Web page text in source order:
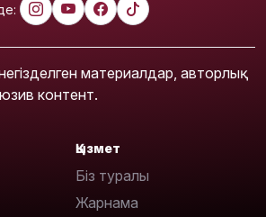
материалдар, авторлық
контент.
Қызмет
Біз туралы
Жарнама